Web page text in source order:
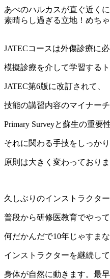
あべのハルカスが直ぐ近く
素晴らし過ぎる立地！めち
JATECコースは外傷診療に
模擬診療を介して学習する
JATEC第6版に改訂されて、
技能の講習内容のマイナー
Primary Surveyと蘇生の重要
それに関わる手技をしっか
原則は大きく変わっておりま
久しぶりのインストラクタ
普段から研修医教育でやって
何だかんだで10年じゃすま
インストラクターを継続して
身体が自然に動きます。最